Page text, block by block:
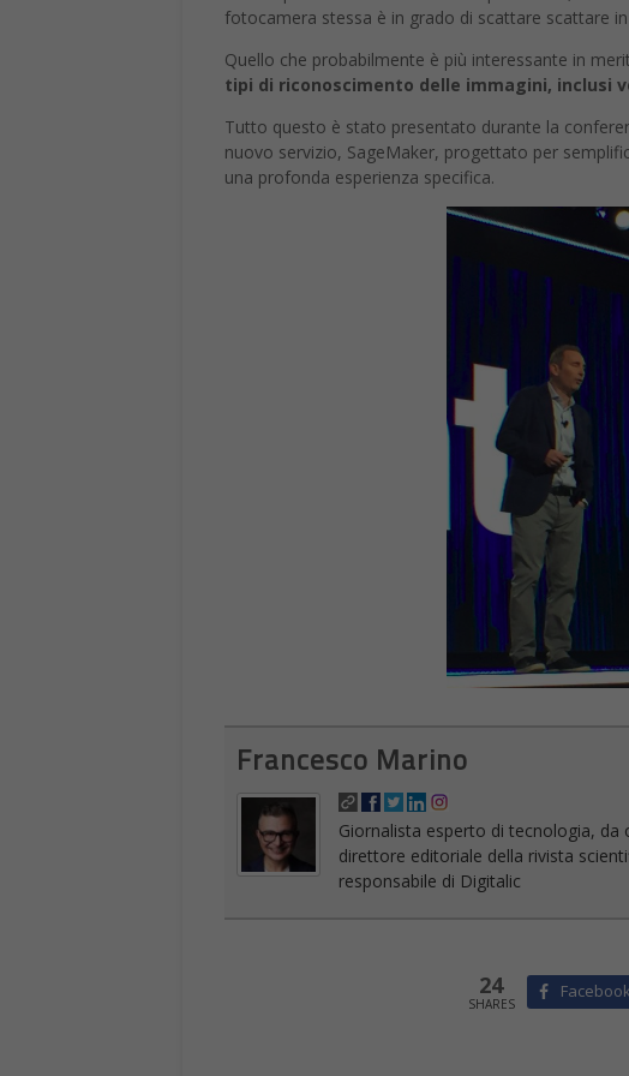
fotocamera stessa è in grado di scattare scattare
Quello che probabilmente è più interessante in
tipi di riconoscimento delle immagini, inclusi
Tutto questo è stato presentato durante la
nuovo servizio, SageMaker, progettato per
una profonda esperienza specifica.
Francesco Marino
Giornalista esperto di tecnologia,
direttore editoriale della rivista
responsabile di Digitalic
24
SHARES
Facebook